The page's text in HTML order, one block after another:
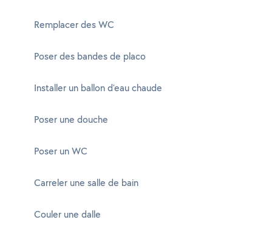
Remplacer des WC
Poser des bandes de placo
Installer un ballon d'eau chaude
Poser une douche
Poser un WC
Carreler une salle de bain
Couler une dalle